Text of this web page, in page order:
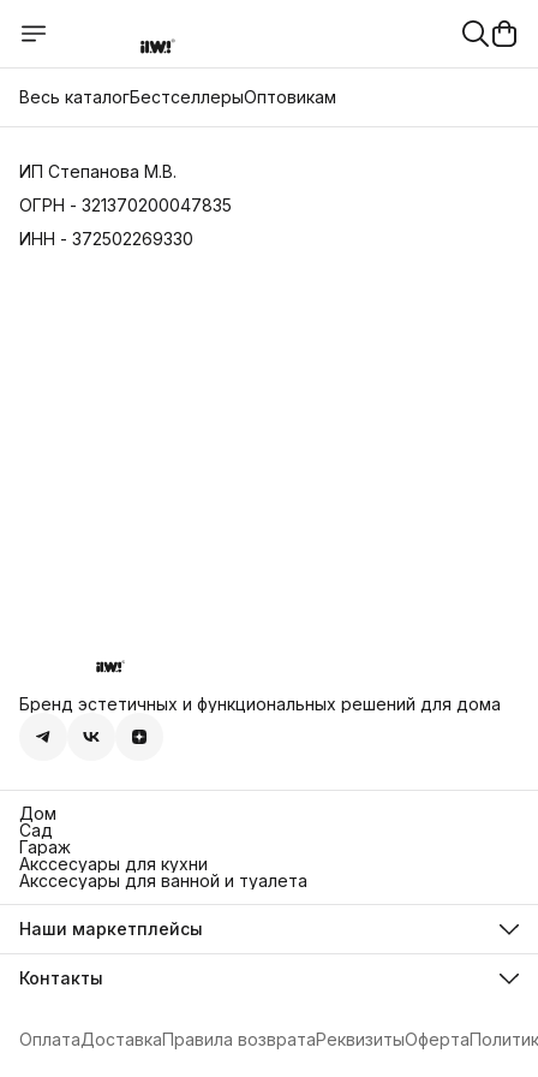
Весь каталогБестселлерыОптовикам
ИП Степанова М.В.
ОГРН - 321370200047835
ИНН - 372502269330
Бренд эстетичных и функциональных решений для дома
Дом
Сад
Гараж
Акссесуары для кухни
Акссесуары для ванной и туалета
Наши маркетплейсы
Ozon
Яндекс Маркет
Контакты
Телефон
ОплатаДоставкаПравила возвратаРеквизитыОферта